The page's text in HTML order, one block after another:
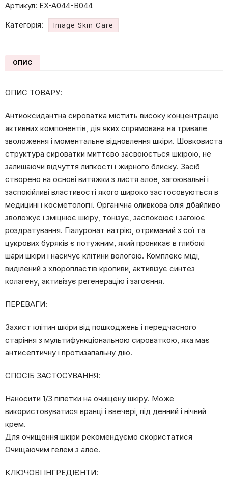
АНТИОКСИДАНТНА
СИРОВАТКА
кількість
Артикул: EX-A044-B044
Категорія:
Image Skin Care
ОПИС
ОПИС ТОВАРУ:
Антиоксидантна сироватка містить високу концентрацію
активних компонентів, дія яких спрямована на тривале
зволоження і моментальне відновлення шкіри. Шовковиста
структура сироватки миттєво засвоюється шкірою, не
залишаючи відчуття липкості і жирного блиску. Засіб
створено на основі витяжки з листя алое, загоювальні і
заспокійливі властивості якого широко застосовуються в
медицині і косметології. Органічна оливкова олія дбайливо
зволожує і зміцнює шкіру, тонізує, заспокоює і загоює
роздратування. Гіалуронат натрію, отриманий з сої та
цукрових буряків є потужним, який проникає в глибокі
шари шкіри і насичує клітини вологою. Комплекс міді,
виділений з хлоропластів кропиви, активізує синтез
колагену, активізує регенерацію і загоєння.
ПЕРЕВАГИ:
Захист клітин шкіри від пошкоджень і передчасного
старіння з мультифункціональною сироваткою, яка має
антисептичну і протизапальну дію.
СПОСІБ ЗАСТОСУВАННЯ:
Наносити 1/3 піпетки на очищену шкіру. Може
використовуватися вранці і ввечері, під денний і нічний
крем.
Для очищення шкіри рекомендуємо скористатися
Очищаючим гелем з алое.
КЛЮЧОВІ ІНГРЕДІЄНТИ: